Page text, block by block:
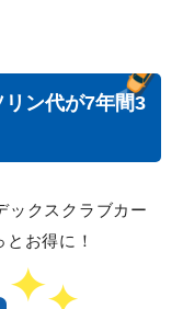
ン代が7年間3
ックスクラブカー
お得に！